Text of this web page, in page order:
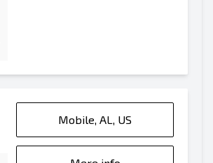
Mobile, AL, US